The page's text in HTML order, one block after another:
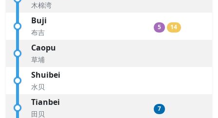
木棉湾
Buji
布吉
5 14
Caopu
草埔
Shuibei
水贝
Tianbei
田贝
7